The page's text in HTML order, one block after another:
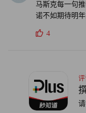
马斯克每一句
诺不如期待明
4